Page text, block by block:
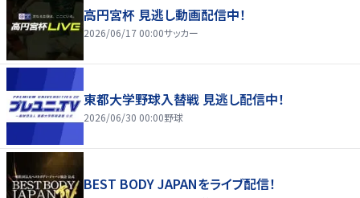
高円宮杯 見逃し動画配信中！
2026/06/17 00:00サッカー
東都大学野球入替戦 見逃し配信中！
2026/06/30 00:00野球
BEST BODY JAPANをライブ配信！